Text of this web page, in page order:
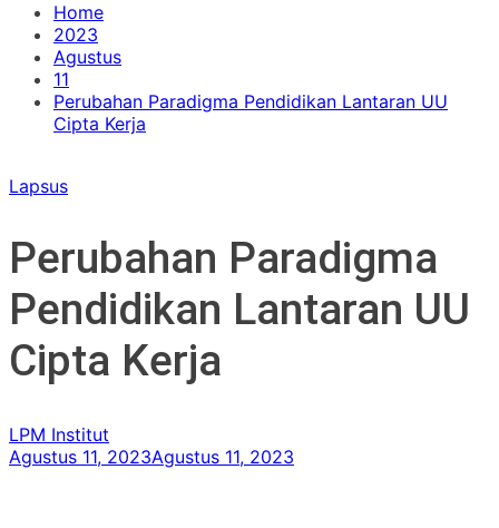
Home
2023
Agustus
11
Perubahan Paradigma Pendidikan Lantaran UU
Cipta Kerja
Lapsus
Perubahan Paradigma
Pendidikan Lantaran UU
Cipta Kerja
LPM Institut
Agustus 11, 2023Agustus 11, 2023